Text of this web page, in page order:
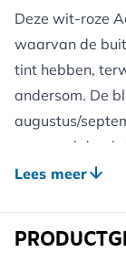
Deze wit-roze
waarvan de
tint hebben,
andersom. De
augustus/
een goed
winterhard en
De schermen
Lees meer